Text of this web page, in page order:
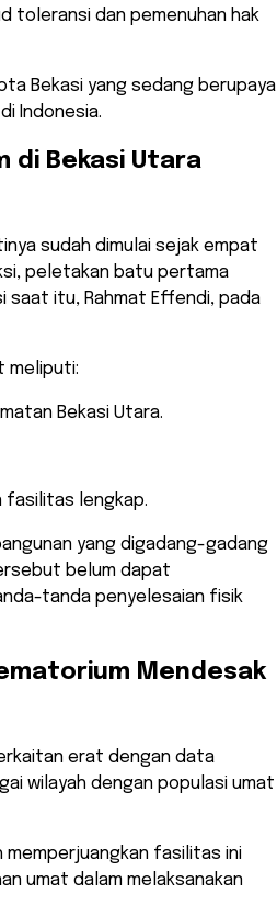
toleransi dan pemenuhan hak
Bekasi yang sedang berupaya
Indonesia.
di Bekasi Utara
sudah dimulai sejak empat
peletakan batu pertama
saat itu, Rahmat Effendi, pada
meliputi:
Bekasi Utara.
fasilitas lengkap.
yang digadang-gadang
belum dapat
tanda penyelesaian fisik
Mendesak
erat dengan data
wilayah dengan populasi umat
memperjuangkan fasilitas ini
umat dalam melaksanakan